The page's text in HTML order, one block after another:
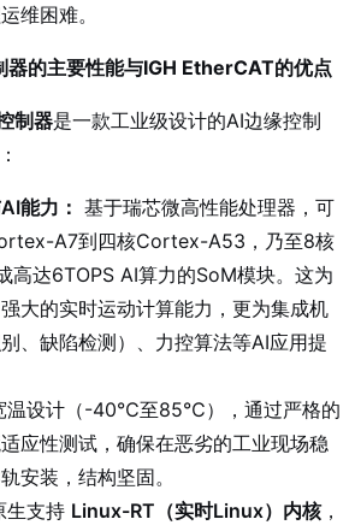
维困难。
的主要性能与IGH EtherCAT的优点
制器是一款工业级设计的AI边缘控制
能力： 基于瑞芯微高性能处理器，可
A7到四核Cortex-A53，乃至8核
达6TOPS AI算力的SoM模块。这为
大的实时运动计算能力，更为集成机
、缺陷检测）、力控算法等AI应用提
温设计（-40℃至85℃），通过严格的
应性测试，确保在恶劣的工业现场稳
安装，结构坚固。
生支持 Linux-RT（实时Linux）内核，